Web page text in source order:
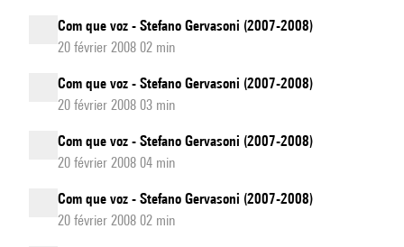
Com que voz - Stefano Gervasoni (2007-2008)
20 février 2008 02 min
Com que voz - Stefano Gervasoni (2007-2008)
20 février 2008 03 min
Com que voz - Stefano Gervasoni (2007-2008)
20 février 2008 04 min
Com que voz - Stefano Gervasoni (2007-2008)
20 février 2008 02 min